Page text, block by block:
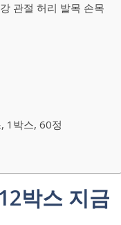
관절 허리 발목 손목
1박스, 60정
박스 지금